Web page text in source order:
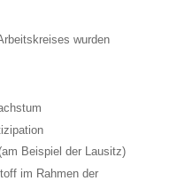
wurden
Beispiel der Lausitz)
im Rahmen der